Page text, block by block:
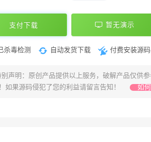
支付下载 暂无演示
杀毒检测 自动发货下载 付费安装源码
别声明：原创产品提供以上服务，破解产品仅供
如果源码侵犯了您的利益请留言告知！
如